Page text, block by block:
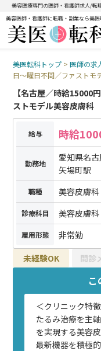
美容医療専門の医師・看護師求人/転
美容医師・看護師に転職・副業なら美
美医転科トップ >医師の求
日～曜日不問／ファストモ
【名古屋／時給15000
ストモデル美容皮膚科
給与 時給
勤務地
愛知県名
矢場町駅
職種 美容皮膚
診療科目 美容皮膚科
雇用形態
非常勤
未経験OK
問診
こ
＜クリニック特
たるみ治療を主
を実現する美容
最新機器を積極